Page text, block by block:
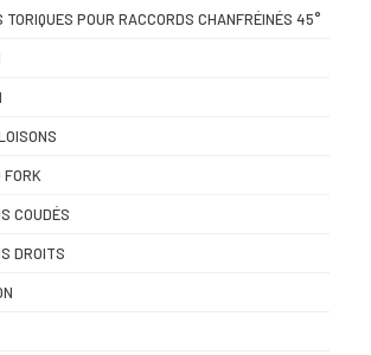
POUR RACCORDS CHANFRÉINÉS 45°
FORK
COUDÉS
DROITS